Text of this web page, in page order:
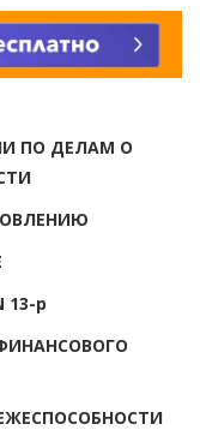
ПО ДЕЛАМ О
13-р